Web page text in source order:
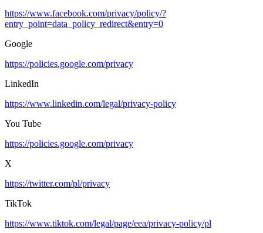
https://www.facebook.com/privacy/policy/?
entry_point=data_policy_redirect&entry=0
Google
https://policies.google.com/privacy
LinkedIn
https://www.linkedin.com/legal/privacy-policy
You Tube
https://policies.google.com/privacy
X
https://twitter.com/pl/privacy
TikTok
https://www.tiktok.com/legal/page/eea/privacy-policy/pl